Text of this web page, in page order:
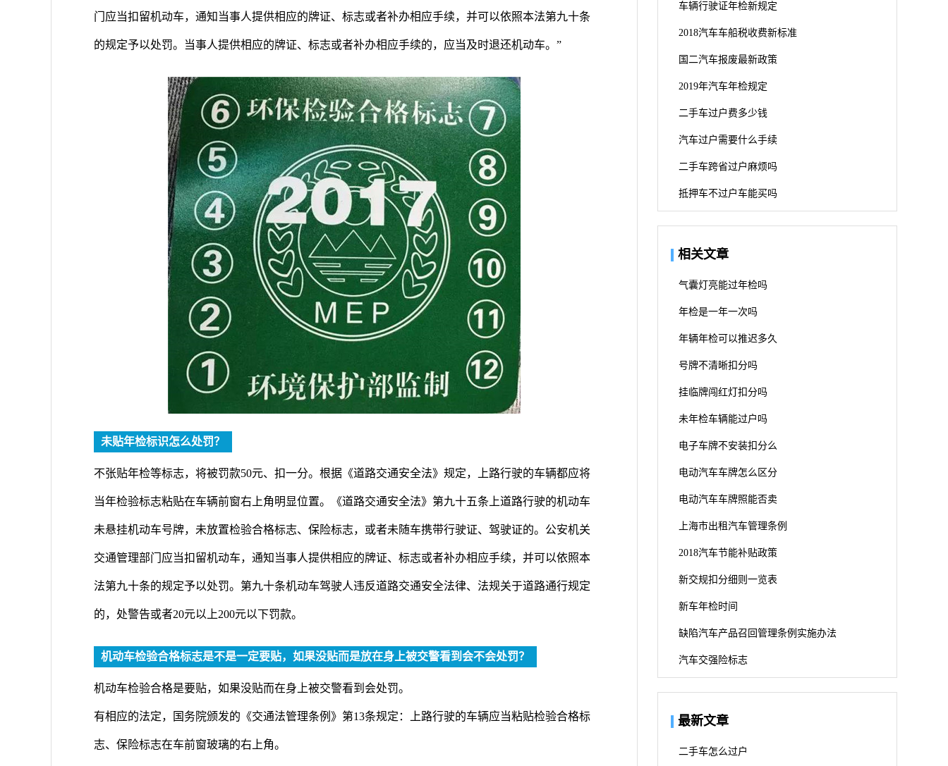
门应当扣留机动车，通知当事人提供相应的牌证、标志或者补办相应手续，并可以依照本法第九十条
的规定予以处罚。当事人提供相应的牌证、标志或者补办相应手续的，应当及时退还机动车。”
未贴年检标识怎么处罚？
不张贴年检等标志，将被罚款50元、扣一分。根据《道路交通安全法》规定，上路行驶的车辆都应将
当年检验标志粘贴在车辆前窗右上角明显位置。《道路交通安全法》第九十五条上道路行驶的机动车
未悬挂机动车号牌，未放置检验合格标志、保险标志，或者未随车携带行驶证、驾驶证的。公安机关
交通管理部门应当扣留机动车，通知当事人提供相应的牌证、标志或者补办相应手续，并可以依照本
法第九十条的规定予以处罚。第九十条机动车驾驶人违反道路交通安全法律、法规关于道路通行规定
的，处警告或者20元以上200元以下罚款。
机动车检验合格标志是不是一定要贴，如果没贴而是放在身上被交警看到会不会处罚？
机动车检验合格是要贴，如果没贴而在身上被交警看到会处罚。
有相应的法定，国务院颁发的《交通法管理条例》第13条规定：上路行驶的车辆应当粘贴检验合格标
志、保险标志在车前窗玻璃的右上角。
车辆行驶证年检新规定
2018汽车车船税收费新标准
国二汽车报废最新政策
2019年汽车年检规定
二手车过户费多少钱
汽车过户需要什么手续
二手车跨省过户麻烦吗
抵押车不过户车能买吗
相关文章
气囊灯亮能过年检吗
年检是一年一次吗
年辆年检可以推迟多久
号牌不清晰扣分吗
挂临牌闯红灯扣分吗
未年检车辆能过户吗
电子车牌不安装扣分么
电动汽车车牌怎么区分
电动汽车车牌照能否卖
上海市出租汽车管理条例
2018汽车节能补贴政策
新交规扣分细则一览表
新车年检时间
缺陷汽车产品召回管理条例实施办法
汽车交强险标志
最新文章
二手车怎么过户